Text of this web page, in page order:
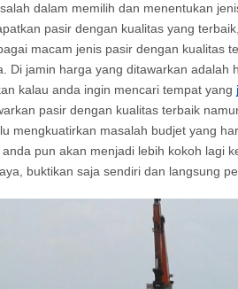
dalam memilih dan menentukan
pasir dengan kualitas yang
macam jenis pasir dengan kualitas
Di jamin harga yang ditawarkan
kalau anda ingin mencari tempat yang
pasir dengan kualitas terbaik
mengkuatirkan masalah budjet yang
pun akan menjadi lebih kokoh lagi
buktikan saja sendiri dan langsung